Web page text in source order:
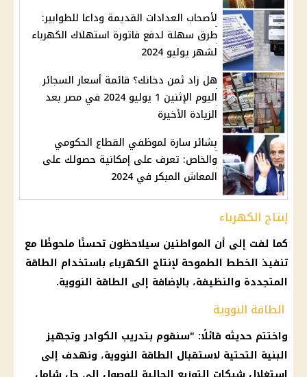
لأصحاب العدادات القديمة وداعا للطوابير:
طرق سهلة لدفع فاتورة استهلاك الكهرباء
لشهر يوليو 2024
هل زاد ثمن دخانك؟ قائمة أسعار السجائر
اليوم الإثنين 1 يوليو 2024 في مصر بعد
الزيادة الأخيرة
بشائر سارة لموظفي القطاع الحكومي
والخاص: تعرف على إمكانية حصولك على
المعاش المبكر في 2024
إنتاج الكهرباء
كما لفت إلى أن المواطنين سيلاحظون تحسنًا ملحوظًا مع
تنفيذ الخطط الطموحة لإنتاج الكهرباء باستخدام الطاقة
المتجددة والنظيفة، بالإضافة إلى الطاقة النووية.
الطاقة النووية
واختتم حديثه قائلًا: "سنقوم بتدريب الكوادر وتجهيز
البنية التحتية لاستقبال الطاقة النووية، ونهدف إلى